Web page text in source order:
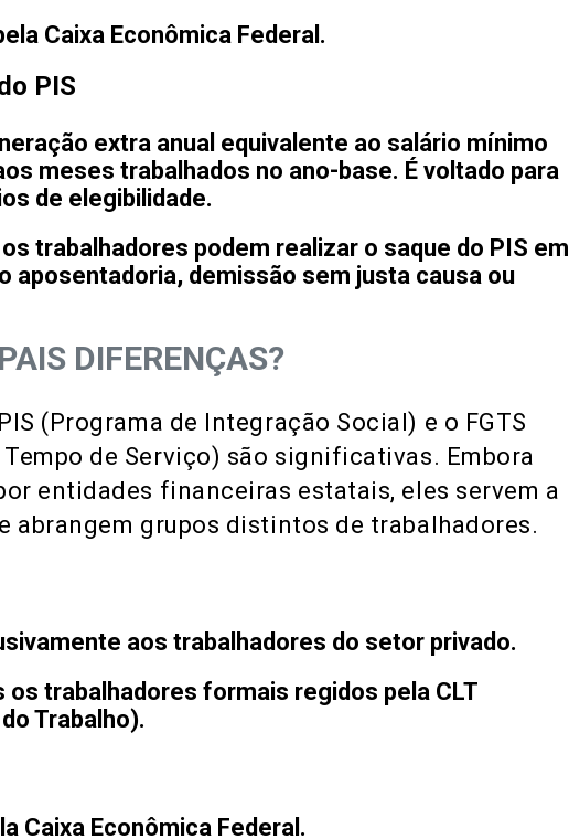
Caixa Econômica Federal.
PIS
extra anual equivalente ao salário mínimo
meses trabalhados no ano-base. É voltado para
de elegibilidade.
os trabalhadores podem realizar o saque do PIS em
aposentadoria, demissão sem justa causa ou
DIFERENÇAS?
(Programa de Integração Social) e o FGTS
de Serviço) são significativas. Embora
entidades financeiras estatais, eles servem a
abrangem grupos distintos de trabalhadores.
aos trabalhadores do setor privado.
os trabalhadores formais regidos pela CLT
Trabalho).
Caixa Econômica Federal.